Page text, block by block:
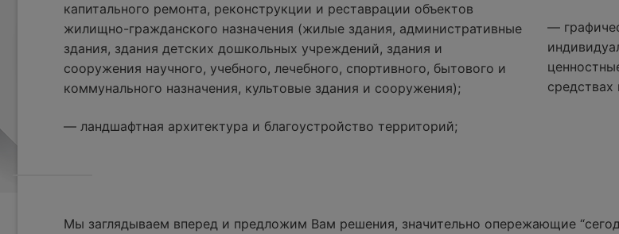
капитального ремонта, реконструкции и реставрации объектов
жилищно-гражданского назначения (жилые здания, административные
здания, здания детских дошкольных учреждений, здания и
сооружения научного, учебного, лечебного, спортивного, бытового и
коммунального назначения, культовые здания и сооружения);
— ландшафтная архитектура и благоустройство территорий;
—
Мы заглядываем вперед и предложим Вам решения, значительно опережающие